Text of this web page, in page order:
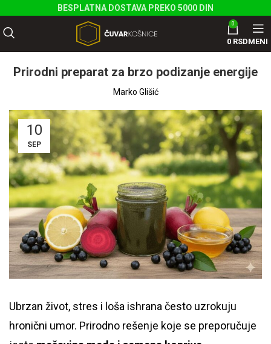
0
0 RSDMENI
Prirodni preparat za brzo podizanje energije
Marko Glišić
10
SEP
Ubrzan život, stres i loša ishrana često uzrokuju
hronični umor. Prirodno rešenje koje se preporučuje
BESPLATNA DOSTAVA PREKO 5000 DIN